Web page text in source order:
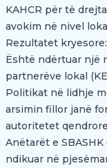
KAHCR për të
avokim në nivel
Rezultatet kryesore:
Është ndërtuar një
partnerëve lokal
Politikat në lidhje
arsimin fillor janë
autoritetet
Anëtarët e
ndikuar në